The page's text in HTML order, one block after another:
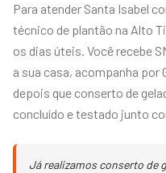
Para atender Santa Isabel
técnico de plantão na Alto
os dias úteis. Você recebe
a sua casa, acompanha por
depois que conserto de
concluído e testado junto
Já realizamos conserto de